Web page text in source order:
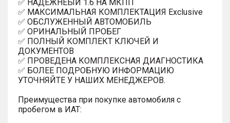
✅ НАДЕЖНЕЫЙ 1.6 НА МКПП
✅ МАКСИМАЛЬНАЯ КОМПЛЕКТАЦИЯ Exclusive
✅ ОБСЛУЖЕННЫЙ АВТОМОБИЛЬ
✅ ОРИНАЛЬНЫЙ ПРОБЕГ
✅ ПОЛНЫЙ КОМПЛЕКТ КЛЮЧЕЙ И
ДОКУМЕНТОВ
✅ ПРОВЕДЕНА КОМПЛЕКСНАЯ ДИАГНОСТИКА
✅ БОЛЕЕ ПОДРОБНУЮ ИНФОРМАЦИЮ
УТОЧНЯЙТЕ У НАШИХ МЕНЕДЖЕРОВ.
Преимущества при покупке автомобиля с
пробегом в ИАТ: